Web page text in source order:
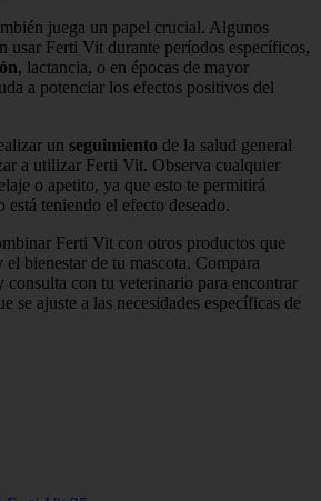
juega un papel crucial. Algunos
usar Ferti Vit durante períodos específicos,
, lactancia, o en épocas de mayor
a potenciar los efectos positivos del
un seguimiento de la salud general
a utilizar Ferti Vit. Observa cualquier
o apetito, ya que esto te permitirá
teniendo el efecto deseado.
Ferti Vit con otros productos que
el bienestar de tu mascota. Compara
consulta con tu veterinario para encontrar
se ajuste a las necesidades específicas de